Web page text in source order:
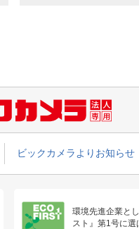
ビックカメラよりお知らせ
環境先進企業と
スト』第1号に選